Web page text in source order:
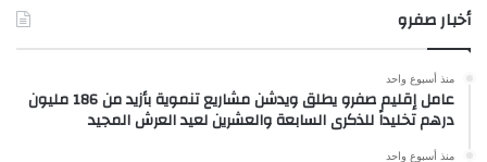
أخبار صفرو
منذ أسبوع واحد
عامل إقليم صفرو يطلق ويدشن مشاريع تنموية بأزيد من 186 مليون
درهم تخليداً للذكرى السابعة والعشرين لعيد العرش المجيد
منذ أسبوع واحد